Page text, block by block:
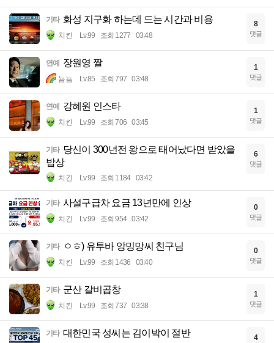
기타 화성 지구화 하는데 드는 시간과 비용
치킨 Lv.99 조회 1277 03:48
8
댓글
연예 장원영 짤
뇸뇸 Lv.85 조회 797 03:48
1
댓글
연예 강혜원 인스타
치킨 Lv.99 조회 706 03:45
1
댓글
기타 당신이 300년전 왕으로 태어났다면 받았을
밥상
치킨 Lv.99 조회 1184 03:42
6
댓글
기타 사설구급차 요금 13년만에 인상
치킨 Lv.99 조회 954 03:42
0
댓글
기타 ㅇㅎ) 유투바 앙밍망씨 친구님
치킨 Lv.99 조회 1436 03:40
0
댓글
기타 군산 갈비곱창
치킨 Lv.99 조회 737 03:38
1
댓글
기타 대한민국 성씨는 김이박이 절반 4